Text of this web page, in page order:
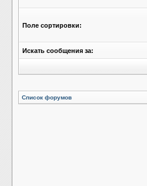
Поле сортировки:
Искать сообщения за:
Список форумов